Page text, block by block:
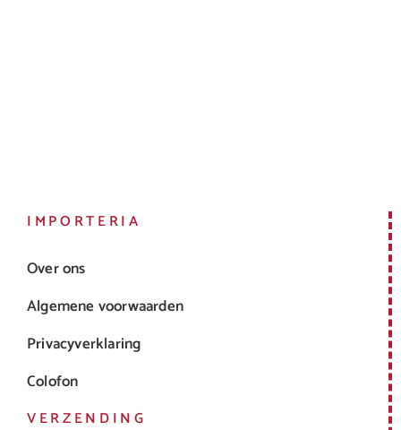
IMPORTERIA
Over ons
Algemene voorwaarden
Privacyverklaring
Colofon
VERZENDING